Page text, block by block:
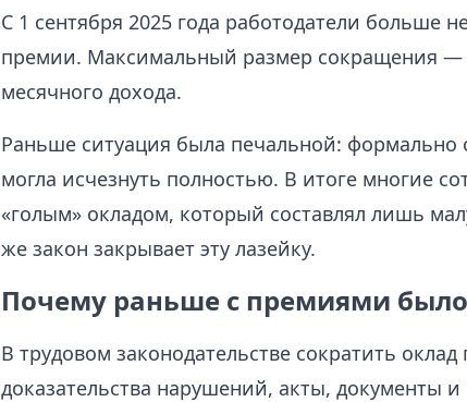
С 1 сентября 2025 года работодатели больше
премии. Максимальный размер сокращения —
месячного дохода.
Раньше ситуация была печальной: формально
могла исчезнуть полностью. В итоге многие
«голым» окладом, который составлял лишь
же закон закрывает эту лазейку.
Почему раньше с премиями было
В трудовом законодательстве сократить
доказательства нарушений, акты, документы